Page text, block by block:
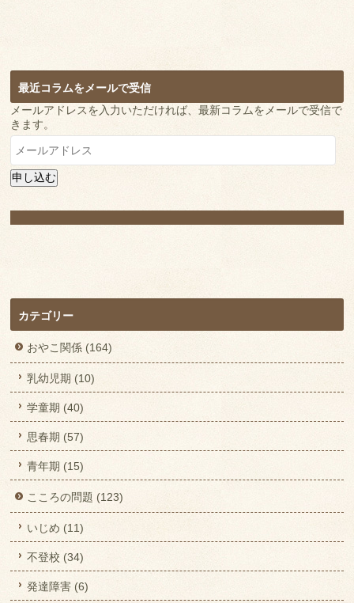
最近コラムをメールで受信
メールアドレスを入力いただければ、最新コラムをメールで受信で
きます。
メ
ー
ル
ア
レ
ス
申し込む
カテゴリー
おやこ関係 (164)
乳幼児期 (10)
学童期 (40)
思春期 (57)
青年期 (15)
こころの問題 (123)
いじめ (11)
不登校 (34)
発達障害 (6)